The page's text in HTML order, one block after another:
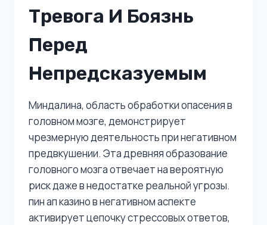
Тревога И Боязнь
Перед
Непредсказуемым
Миндалина, область обработки опасения в
головном мозге, демонстрирует
чрезмерную деятельность при негативном
предвкушении. Эта древняя образование
головного мозга отвечает на вероятную
риск даже в недостатке реальной угрозы.
пин ап казино в негативном аспекте
активирует цепочку стрессовых ответов,